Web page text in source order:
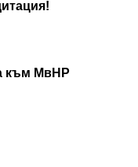
към МвНР